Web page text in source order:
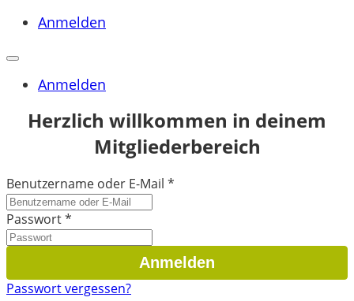
Anmelden
Anmelden
Herzlich willkommen in deinem
Mitgliederbereich
Benutzername oder E-Mail *
Passwort*
Passwort vergessen?